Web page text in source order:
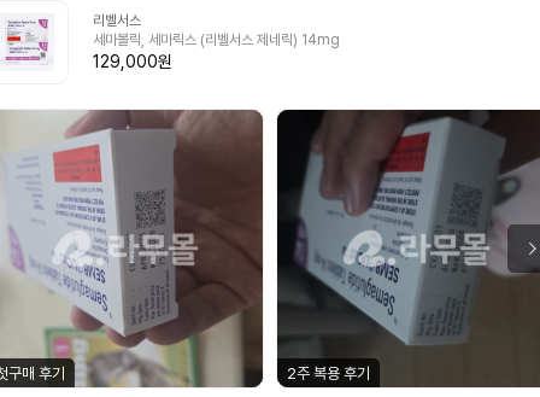
리벨서스
세마볼릭, 세마릭스 (리벨서스 제네릭) 14mg
129,000원
구매 후기 2주 복용 후기